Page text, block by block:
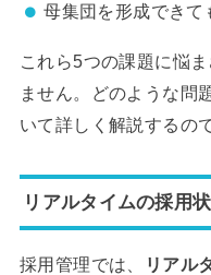
母集団を形成できて
これら5つの課題に悩
ません。どのような問
いて詳しく解説するの
リアルタイムの採用
採用管理では、
リアル